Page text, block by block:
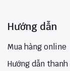
Hướng dẫn
Mua hàng online
Hướng dẫn